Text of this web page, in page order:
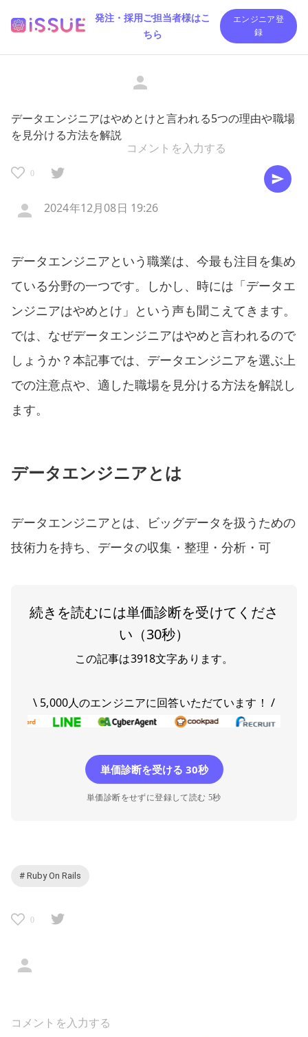
発注・採用ご担当者様はこ
ちら
エンジニア登
録
データエンジニアはやめとけと言われる5つの理由や職場
を見分ける方法を解説
0
2024年12月08日 19:26
データエンジニアという職業は、今最も注目を集め
ている分野の一つです。しかし、時には「データエ
ンジニアはやめとけ」という声も聞こえてきます。
では、なぜデータエンジニアはやめと言われるので
しょうか？本記事では、データエンジニアを選ぶ上
での注意点や、適した職場を見分ける方法を解説し
ます。
データエンジニアとは
データエンジニアとは、ビッグデータを扱うための
技術力を持ち、データの収集・整理・分析・可
続きを読むには単価診断を受けてくださ
い（30秒）
この記事は3918文字あります。
\ 5,000人のエンジニアに回答いただています！ /
単価診断を受ける 30秒
単価診断をせずに登録して読む 5秒
# Ruby On Rails
0